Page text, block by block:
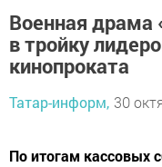
Военная драма
в тройку
кинопроката
Татар-информ, 30
По итогам кассовых